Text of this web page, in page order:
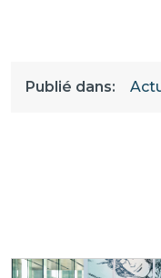
Publié dans: